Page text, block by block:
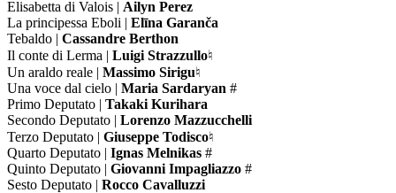
Elisabetta di Valois | Ailyn Perez
La principessa Eboli | Elīna Garanča
Tebaldo | Cassandre Berthon
Il conte di Lerma | Luigi Strazzullo♮
Un araldo reale | Massimo Sirigu♮
Una voce dal cielo | Maria Sardaryan #
Primo Deputato | Takaki Kurihara
Secondo Deputato | Lorenzo Mazzucchelli
Terzo Deputato | Giuseppe Todisco♮
Quarto Deputato | Ignas Melnikas #
Quinto Deputato | Giovanni Impagliazzo #
Sesto Deputato | Rocco Cavalluzzi